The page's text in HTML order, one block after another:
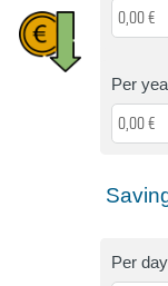
Per
Per day